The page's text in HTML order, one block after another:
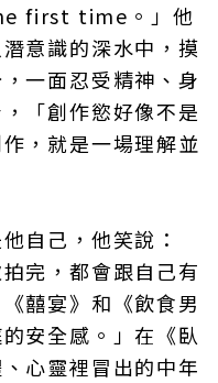
first time。」他
意識的深水中，摸
一面忍受精神、身
「創作慾好像不是
，就是一場理解並
自己，他笑說：
完，都會跟自己有
囍宴》和《飲食男
安全感。」在《臥
心靈裡冒出的中年